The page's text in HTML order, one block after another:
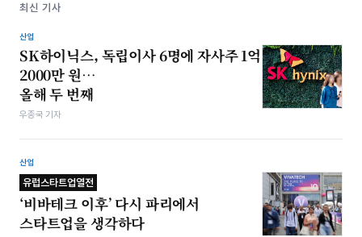
최신 기사
산업
SK하이닉스, 독립이사 6명에 자사주 1억
2000만 원…
올해 두 번째
우종국 기자
산업
유럽스타트업열전
‘비바테크 이후’ 다시 파리에서
스타트업을 생각하다